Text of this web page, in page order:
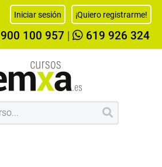
Iniciar sesión ¡Quiero registrarme!
900 100 957 619 926 324